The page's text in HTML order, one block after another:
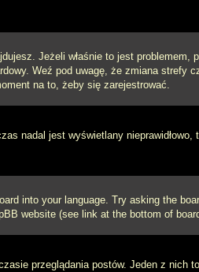
Jeżeli właśnie to jest
Weź pod uwagę, że zmiana
na to, żeby się zarejestrować.
nadal jest wyświetlany
into your language. Try asking the
website (see link at the bottom of
przeglądania postów. Jeden z